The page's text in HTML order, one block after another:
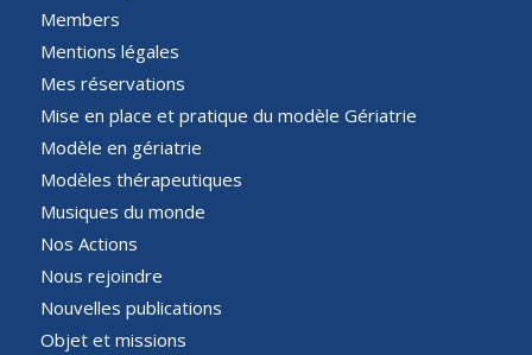
Members
Mentions légales
Mes réservations
Mise en place et pratique du modèle Gériatrie
Modèle en gériatrie
Modèles thérapeutiques
Musiques du monde
Nos Actions
Nous rejoindre
Nouvelles publications
Objet et missions